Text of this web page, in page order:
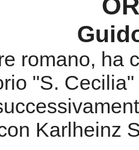
romano, ha
"S.
Karlheinz